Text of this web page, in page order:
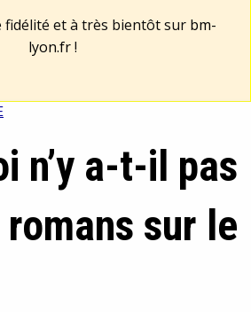
et à très bientôt sur bm-
lyon.fr!
n’y a-t-il pas
sur le